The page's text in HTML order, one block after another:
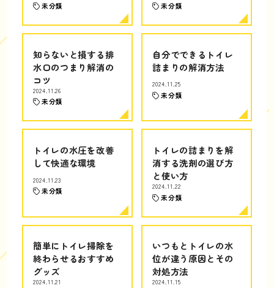
未分類 未分類
知らないと損する排
水口のつまり解消の
コツ
2024.11.26
未分類
自分でできるトイレ
詰まりの解消方法
2024.11.25
未分類
トイレの水圧を改善
して快適な環境
2024.11.23
未分類
トイレの詰まりを解
消する洗剤の選び方
と使い方
2024.11.22
未分類
簡単にトイレ掃除を
終わらせるおすすめ
グッズ
2024.11.21
いつもとトイレの水
位が違う原因とその
対処方法
2024.11.15